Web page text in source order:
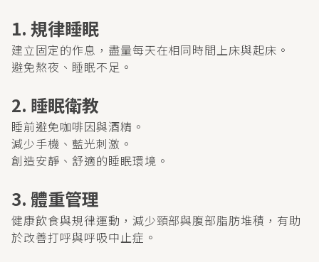
1. 規律睡眠
建立固定的作息，盡量每天在相同時間上床與起床。
避免熬夜、睡眠不足。
2. 睡眠衛教
睡前避免咖啡因與酒精。
減少手機、藍光刺激。
創造安靜、舒適的睡眠環境。
3. 體重管理
健康飲食與規律運動，減少頸部與腹部脂肪堆積，有助
於改善打呼與呼吸中止症。